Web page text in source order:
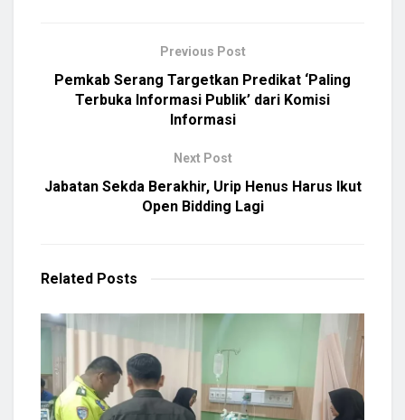
Previous Post
Pemkab Serang Targetkan Predikat ‘Paling
Terbuka Informasi Publik’ dari Komisi
Informasi
Next Post
Jabatan Sekda Berakhir, Urip Henus Harus Ikut
Open Bidding Lagi
Related Posts